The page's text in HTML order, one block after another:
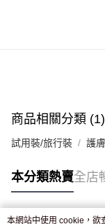
付款後門市自取，訂
商品相關分類 (1)
試用裝/旅行裝 護
本分類熱賣全店
本網站中使用 cookie，欲